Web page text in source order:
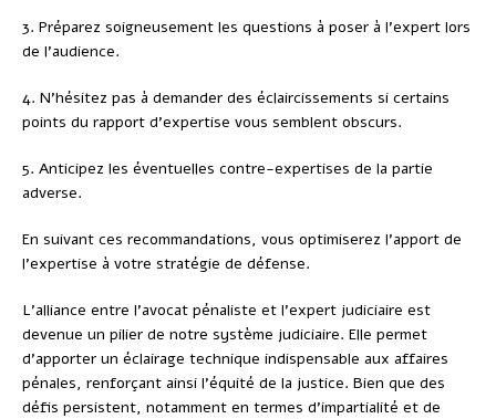
3. Préparez soigneusement les questions à poser à l’expert lors
de l’audience.
4. N’hésitez pas à demander des éclaircissements si certains
points du rapport d’expertise vous semblent obscurs.
5. Anticipez les éventuelles contre-expertises de la partie
adverse.
En suivant ces recommandations, vous optimiserez l’apport de
l’expertise à votre stratégie de défense.
L’alliance entre l’avocat pénaliste et l’expert judiciaire est
devenue un pilier de notre système judiciaire. Elle permet
d’apporter un éclairage technique indispensable aux affaires
pénales, renforçant ainsi l’équité de la justice. Bien que des
défis persistent, notamment en termes d’impartialité et de